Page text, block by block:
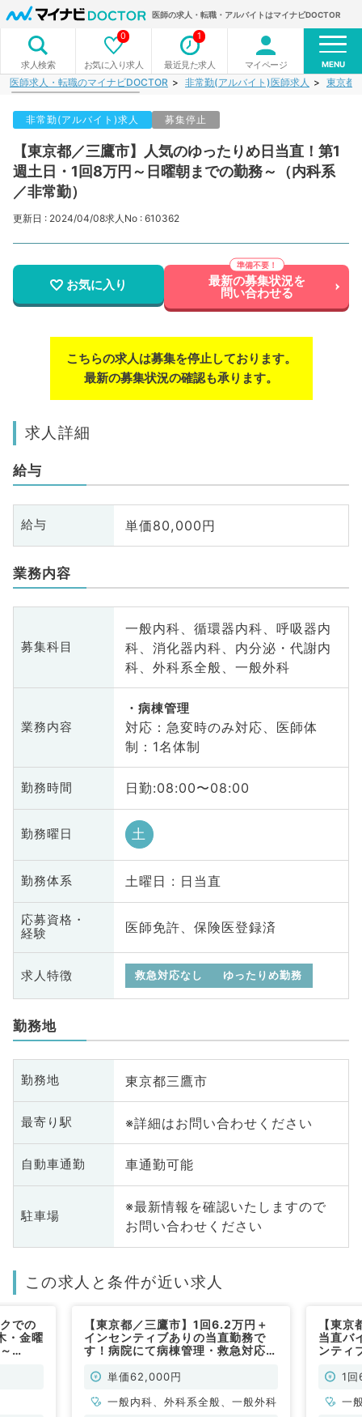
医師の求人・転職・アルバイトはマイナビDOCTOR
求人検索 お気に入り求人
0
最近見た求人
1
マイページ MENU
医師求人・転職のマイナビDOCTOR 非常勤(アルバイト)医師求人 東京都
非常勤(アルバイト)求人 募集停止
【東京都／三鷹市】人気のゆったりめ日当直！第1
週土日・1回8万円～日曜朝までの勤務～（内科系
／非常勤）
更新日 : 2024/04/08求人No : 610362
お気に入り 最新の募集状況を
問い合わせる
こちらの求人は募集を停止しております。
最新の募集状況の確認も承ります。
求人詳細
給与
給与 単価80,000円
業務内容
募集科目
一般内科、循環器内科、呼吸器内
科、消化器内科、内分泌・代謝内
科、外科系全般、一般外科
業務内容
病棟管理
対応：急変時のみ対応、医師体
制：1名体制
勤務時間 日勤:08:00〜08:00
勤務曜日 土
勤務体系 土曜日 : 日当直
応募資格・
経験
医師免許、保険医登録済
求人特徴 救急対応なし ゆったりめ勤務
勤務地
勤務地 東京都三鷹市
最寄り駅 ※詳細はお問い合わせください
自動車通勤 車通勤可能
駐車場
※最新情報を確認いたしますので
お問い合わせください
この求人と条件が近い求人
での
・金曜
【東京都／三鷹市】1回6.2万円＋
インセンティブありの当直勤務で
す！病院にて病棟管理・救急対応の
ー通勤可能～（一般内科、一般外科
単価62,000円
一般内科、外科系全般、一般外科
【東
当直バ
ンティ
勤可
1
一